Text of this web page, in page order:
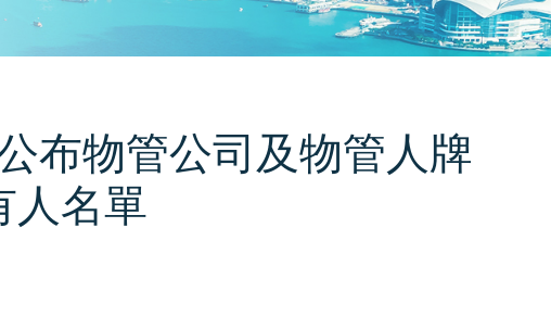
布物管公司及物管人牌
人名單